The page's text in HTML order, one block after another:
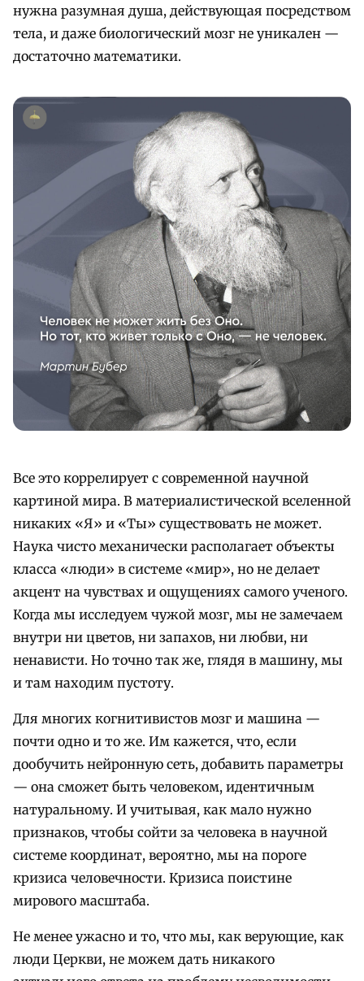
нужна разумная душа, действующая посредством
тела, и даже биологический мозг не уникален —
достаточно математики.
Все это коррелирует с современной научной
картиной мира. В материалистической вселенной
никаких «Я» и «Ты» существовать не может.
Наука чисто механически располагает объекты
класса «люди» в системе «мир», но не делает
акцент на чувствах и ощущениях самого ученого.
Когда мы исследуем чужой мозг, мы не замечаем
внутри ни цветов, ни запахов, ни любви, ни
ненависти. Но точно так же, глядя в машину, мы
и там находим пустоту.
Для многих когнитивистов мозг и машина —
почти одно и то же. Им кажется, что, если
дообучить нейронную сеть, добавить параметры
— она сможет быть человеком, идентичным
натуральному. И учитывая, как мало нужно
признаков, чтобы сойти за человека в научной
системе координат, вероятно, мы на пороге
кризиса человечности. Кризиса поистине
мирового масштаба.
Не менее ужасно и то, что мы, как верующие, как
люди Церкви, не можем дать никакого